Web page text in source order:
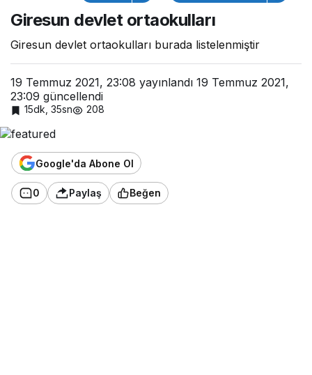
Giresun devlet ortaokulları
Giresun devlet ortaokulları burada listelenmiştir
19 Temmuz 2021, 23:08 yayınlandı 19 Temmuz 2021,
23:09 güncellendi
15dk, 35sn 208
Google'da Abone Ol
0 Paylaş Beğen